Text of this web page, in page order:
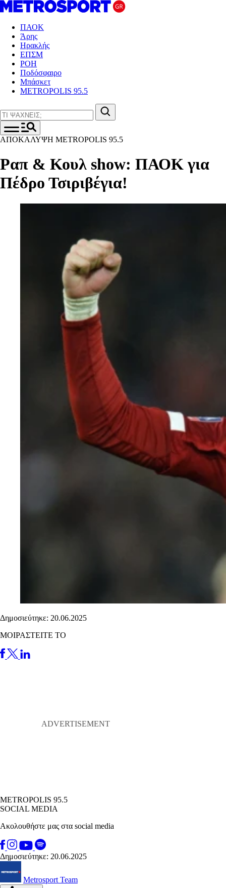
ΠΑΟΚ
Άρης
Ηρακλής
ΕΠΣΜ
ΡΟΗ
Ποδόσφαιρο
Μπάσκετ
METROPOLIS 95.5
ΑΠΟΚΑΛΥΨΗ METROPOLIS 95.5
Ραπ & Κουλ show: ΠΑΟΚ για
Πέδρο Τσιριβέγια!
Δημοσιεύτηκε: 20.06.2025
ΜΟΙΡΑΣΤΕΙΤΕ ΤΟ
METROPOLIS 95.5
SOCIAL MEDIA
Ακολουθήστε μας στα social media
Δημοσιεύτηκε: 20.06.2025
Metrosport Team